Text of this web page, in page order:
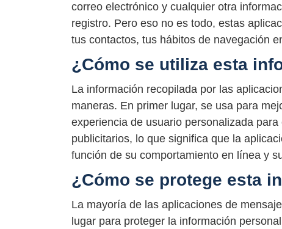
correo electrónico y cualquier otra
registro. Pero eso no es todo, estas
tus contactos, tus hábitos de navegación
¿Cómo se utiliza esta
La información recopilada por las
maneras. En primer lugar, se usa para
experiencia de usuario personalizada
publicitarios, lo que significa que la
función de su comportamiento en línea y
¿Cómo se protege esta
La mayoría de las aplicaciones de
lugar para proteger la información